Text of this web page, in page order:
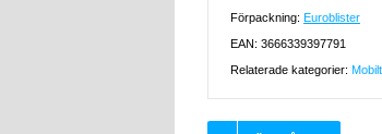
Förpackning: Euroblister
EAN: 3666339397791
Relaterade kategorier: